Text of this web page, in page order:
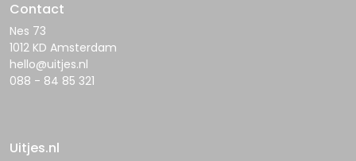
Contact
Nes 73
1012 KD Amsterdam
hello@uitjes.nl
088 - 84 85 321
Uitjes.nl